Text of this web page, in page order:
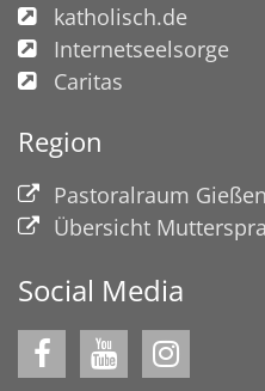
katholisch.de
Internetseelsorge
Caritas
Region
Pastoralraum
Übersicht
Social Media